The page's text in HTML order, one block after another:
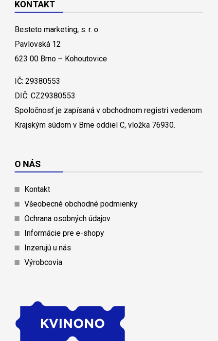
KONTAKT
Besteto marketing, s. r. o.
Pavlovská 12
623 00 Brno – Kohoutovice
IČ: 29380553
DIČ: CZ29380553
Spoločnosť je zapísaná v obchodnom registri vedenom
Krajským súdom v Brne oddiel C, vložka 76930.
O NÁS
Kontakt
Všeobecné obchodné podmienky
Ochrana osobných údajov
Informácie pre e-shopy
Inzerujú u nás
Výrobcovia